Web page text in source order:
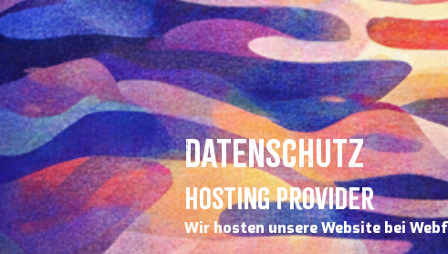
Datenschutz
Hosting Provider
Wir hosten unsere Website bei